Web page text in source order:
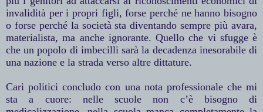
invalidità per i propri figli, forse perché ne hanno bisogno
o forse perché la società sta diventando sempre più avara,
materialista, ma anche ignorante. Quello che vi sfugge è
che un popolo di imbecilli sarà la decadenza inesorabile di
una nazione e la strada verso altre dittature.
Cari politici concludo con una nota professionale che mi
sta a cuore: nelle scuole non c’è bisogno di